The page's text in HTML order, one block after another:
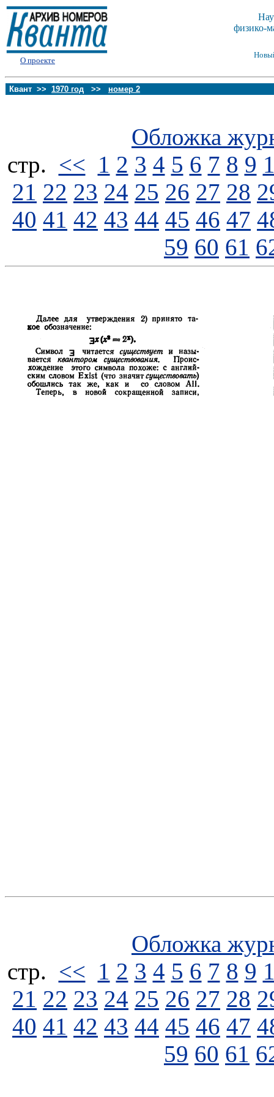
О проекте
физико-
Квант >> 1970 год >> номер 2
Обложка
стp. << 1 2 3 4 5 6 7 8 9
21 22 23 24 25 26 27 28
40 41 42 43 44 45 46 47
59 60 61
Обложка
стp. << 1 2 3 4 5 6 7 8 9
21 22 23 24 25 26 27 28
40 41 42 43 44 45 46 47
59 60 61